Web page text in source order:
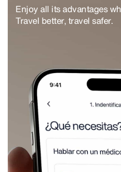
Enjoy all its advantages
Travel better, travel safer.